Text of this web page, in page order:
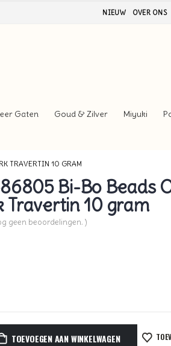
NIEUW OVER ONS
Gaten Goud & Zilver Miyuki
TRAVERTIN 10 GRAM
Bi-Bo Beads
Travertin 10 gram
geen beoordelingen. )
TOEVOEGEN AAN WINKELWAGEN